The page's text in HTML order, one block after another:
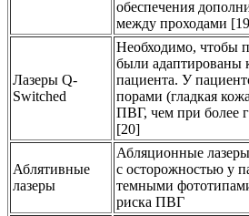
обеспечения
между проходами
Лазеры Q-
Switched
Необходимо, чтобы
были адаптированы
пациента. У
порами (гладкая
ПВГ, чем при более
[20]
Аблятивные
лазеры
Абляционные лазеры
с осторожностью у
темными
риска ПВГ